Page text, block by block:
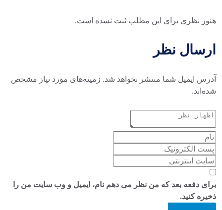
هنوز نظری برای این مطلب ثبت نشده است.
ارسال نظر
آدرس ایمیل شما منتشر نخواهد شد. زمینه‌های مورد نیاز مشخص
شده‌اند.
برای دفعه بعد که من نظر می دهم نام، ایمیل و وب سایت من را
ذخیره کنید.